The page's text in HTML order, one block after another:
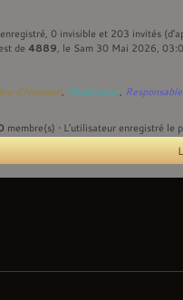
0 invisible et 203 invités
de 4889 , le Sam 30 Mai 2026,
d'Honneur, Modérateur,
membre(s) • L’utilisateur enregistré le